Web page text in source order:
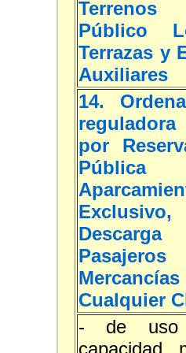
Público
Terrazas y
Auxiliares
14.
por
Cualquier
- de uso
capacidad